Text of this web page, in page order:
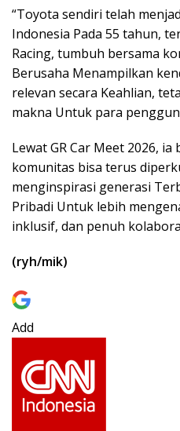
“Toyota sendiri telah
Indonesia Pada 55 tahun,
Racing, tumbuh bersama
Berusaha Menampilkan
relevan secara Keahlian,
makna Untuk para
Lewat GR Car Meet 2026,
komunitas bisa terus
menginspirasi generasi
Pribadi Untuk lebih
inklusif, dan penuh
(ryh/mik)
Add